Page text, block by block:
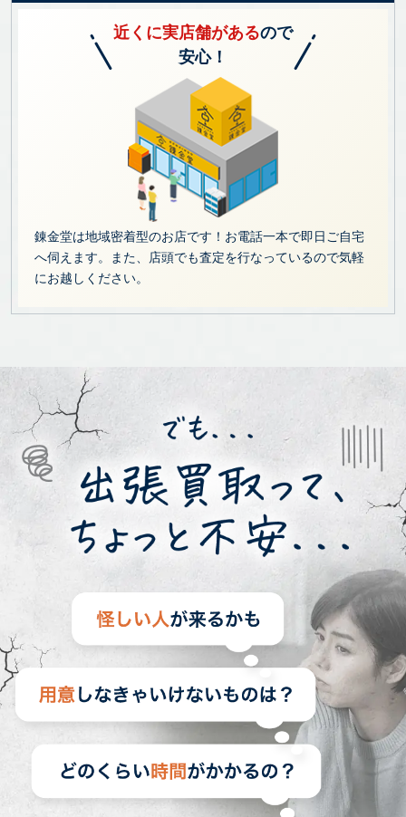
近くに実店舗があるので
安心！
錬金堂は地域密着型のお店です！お電話一本で即日ご自宅
へ伺えます。また、店頭でも査定を行なっているので気軽
にお越しください。